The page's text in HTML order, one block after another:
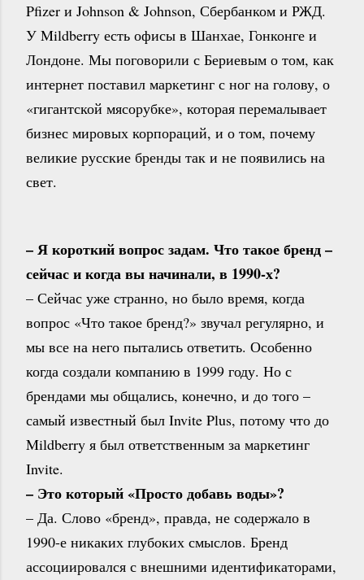
Pfizer и Johnson & Johnson, Сбербанком и РЖД.
У Mildberry есть офисы в Шанхае, Гонконге и
Лондоне. Мы поговорили с Бериевым о том, как
интернет поставил маркетинг с ног на голову, о
«гигантской мясорубке», которая перемалывает
бизнес мировых корпораций, и о том, почему
великие русские бренды так и не появились на
свет.
– Я короткий вопрос задам. Что такое бренд –
сейчас и когда вы начинали, в 1990-х?
– Сейчас уже странно, но было время, когда
вопрос «Что такое бренд?» звучал регулярно, и
мы все на него пытались ответить. Особенно
когда создали компанию в 1999 году. Но с
брендами мы общались, конечно, и до того –
самый известный был Invite Plus, потому что до
Mildberry я был ответственным за маркетинг
Invite.
– Это который «Просто добавь воды»?
– Да. Слово «бренд», правда, не содержало в
1990-е никаких глубоких смыслов. Бренд
ассоциировался с внешними идентификаторами,